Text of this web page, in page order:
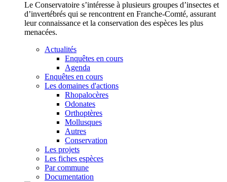
Le Conservatoire s’intéresse à plusieurs groupes d’insectes et
d’invertébrés qui se rencontrent en Franche-Comté, assurant
leur connaissance et la conservation des espèces les plus
menacées.
Actualités
Enquêtes en cours
Agenda
Enquêtes en cours
Les domaines d'actions
Rhopalocères
Odonates
Orthoptères
Mollusques
Autres
Conservation
Les projets
Les fiches espèces
Par commune
Documentation